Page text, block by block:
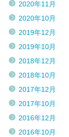
2020年11月
2020年10月
2019年12月
2019年10月
2018年12月
2018年10月
2017年12月
2017年10月
2016年12月
2016年10月